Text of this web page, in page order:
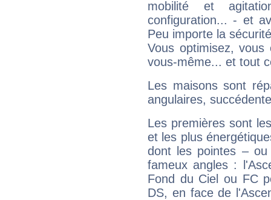
mobilité et
configuration... - et
Peu importe la
Vous optimisez, vous
vous-même... et tout
Les maisons sont
angulaires,
Les premières sont
et les plus
dont les pointes –
fameux angles :
Fond du Ciel ou FC
DS, en face de